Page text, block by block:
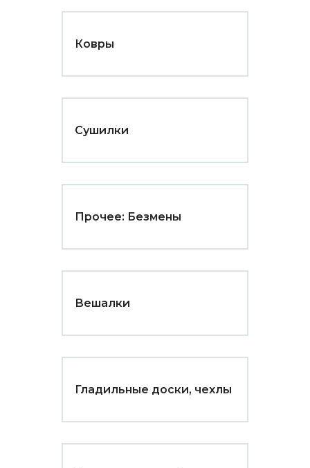
Ковры
Сушилки
Прочее: Безмены
Вешалки
Гладильные доски, чехлы